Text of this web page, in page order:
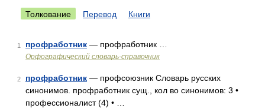
Толкование Перевод Книги
1 профработник — профработник …
Орфографический словарь-справочник
2 профработник — профсоюзник Словарь русских
синонимов. профработник сущ., кол во синонимов: 3 •
профессионалист (4) • …